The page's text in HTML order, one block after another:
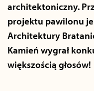
architektoniczny.
projektu pawilonu
Architektury
Kamień wygrał
większością głosów!